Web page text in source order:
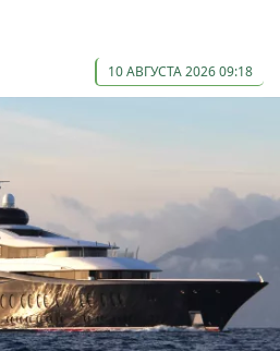
10 АВГУСТА 2026 09:18